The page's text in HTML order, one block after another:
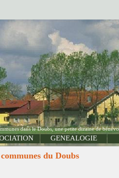
dans le Doubs, une petite dizaine de
GENEALOGIE
du Doubs